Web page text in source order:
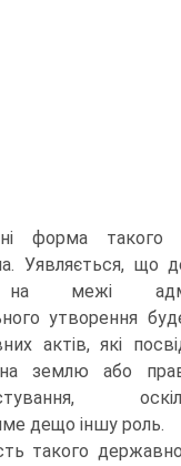
форма
Уявляється, що
межі
утворення
актів, які
на землю або
дещо іншу роль.
такого